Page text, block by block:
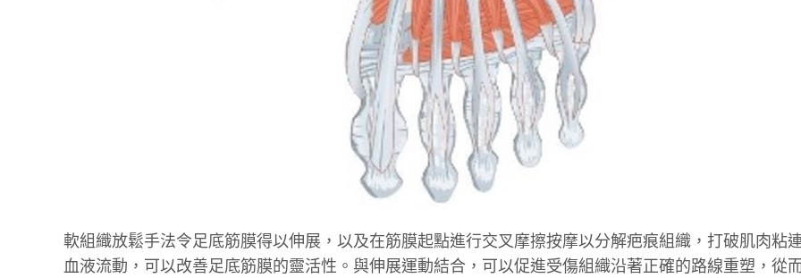
軟組織放鬆手法令足底筋膜得以伸展，以及在筋膜起點進行交叉摩擦按摩以分解疤痕組織，打破肌肉粘
血液流動，可以改善足底筋膜的靈活性。與伸展運動結合，可以促進受傷組織沿著正確的路線重塑，從